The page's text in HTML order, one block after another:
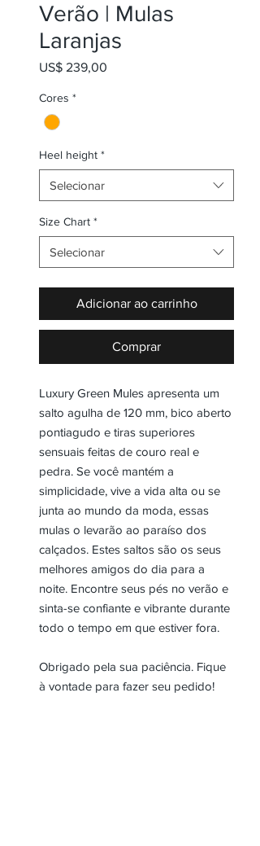
Verão | Mulas
Laranjas
US$ 239,00
Cores *
Heel height *
Selecionar
Size Chart *
Selecionar
Adicionar ao carrinho
Comprar
Luxury Green Mules apresenta um
salto agulha de 120 mm, bico aberto
pontiagudo e tiras superiores
sensuais feitas de couro real e
pedra. Se você mantém a
simplicidade, vive a vida alta ou se
junta ao mundo da moda, essas
mulas o levarão ao paraíso dos
calçados. Estes saltos são os seus
melhores amigos do dia para a
noite. Encontre seus pés no verão e
sinta-se confiante e vibrante durante
todo o tempo em que estiver fora.
Obrigado pela sua paciência. Fique
à vontade para fazer seu pedido!